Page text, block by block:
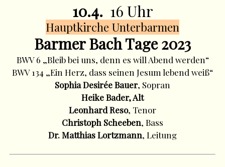
10.4. 16 Uhr
Hauptkirche Unterbarmen
Barmer Bach Tage 2023
BWV 6 „Bleib bei uns, denn es will Abend werden“
BWV 134 „Ein Herz, dass seinen Jesum lebend weiß“
Sophia Desirée Bauer, Sopran
Heike Bader, Alt
Leonhard Reso, Tenor
Christoph Scheeben, Bass
Dr. Matthias Lortzmann, Leitung